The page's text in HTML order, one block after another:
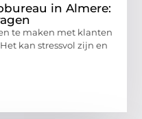
in Almere:
te maken met klanten
kan stressvol zijn en